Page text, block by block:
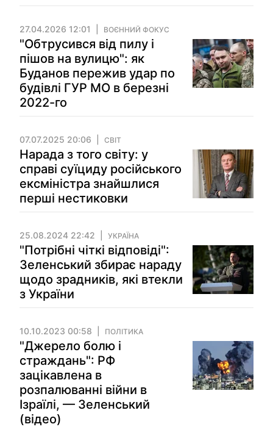
27.04.2026 12:01 ВОЄННИЙ ФОКУС
"Обтрусився від пилу і
пішов на вулицю": як
Буданов пережив удар по
будівлі ГУР МО в березні
2022-го
07.07.2025 20:06 СВІТ
Нарада з того світу: у
справі суїциду російського
ексміністра знайшлися
перші нестиковки
25.08.2024 22:42 УКРАЇНА
"Потрібні чіткі відповіді":
Зеленський збирає нараду
щодо зрадників, які втекли
з України
10.10.2023 00:58 ПОЛІТИКА
"Джерело болю і
страждань": РФ
зацікавлена в
розпалюванні війни в
Ізраїлі, — Зеленський
(відео)